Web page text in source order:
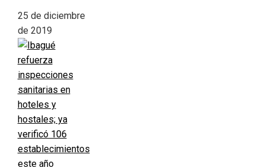
25 de diciembre
de 2019